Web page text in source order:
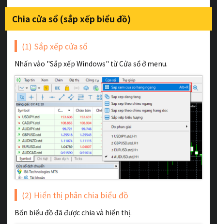
Chia cửa sổ (sắp xếp biểu đồ)
(1) Sắp xếp cửa sổ
Nhấn vào "Sắp xếp Windows" từ Cửa sổ ở menu.
(2) Hiển thị phân chia biểu đồ
Bốn biểu đồ đã được chia và hiển thị.